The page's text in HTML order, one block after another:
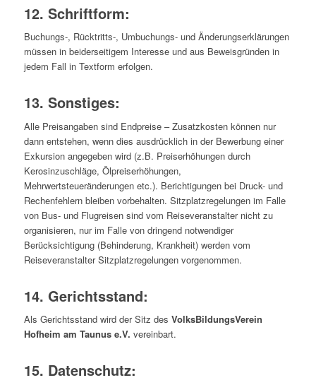
12. Schriftform:
Buchungs-, Rücktritts-, Umbuchungs- und Änderungserklärungen
müssen in beiderseitigem Interesse und aus Beweisgründen in
jedem Fall in Textform erfolgen.
13. Sonstiges:
Alle Preisangaben sind Endpreise – Zusatzkosten können nur
dann entstehen, wenn dies ausdrücklich in der Bewerbung einer
Exkursion angegeben wird (z.B. Preiserhöhungen durch
Kerosinzuschläge, Ölpreiserhöhungen,
Mehrwertsteueränderungen etc.). Berichtigungen bei Druck- und
Rechenfehlern bleiben vorbehalten. Sitzplatzregelungen im Falle
von Bus- und Flugreisen sind vom Reiseveranstalter nicht zu
organisieren, nur im Falle von dringend notwendiger
Berücksichtigung (Behinderung, Krankheit) werden vom
Reiseveranstalter Sitzplatzregelungen vorgenommen.
14. Gerichtsstand:
Als Gerichtsstand wird der Sitz des VolksBildungsVerein
Hofheim am Taunus e.V. vereinbart.
15. Datenschutz: